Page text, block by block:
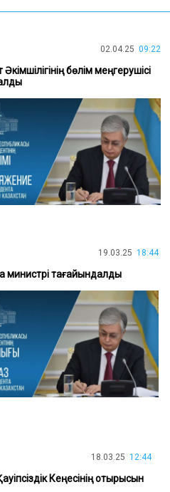
02.04.25 09:22
бөлім меңгерушісі
19.03.25 18:44
министрі тағайындалды
18.03.25 12:44
Кеңесінің отырысын